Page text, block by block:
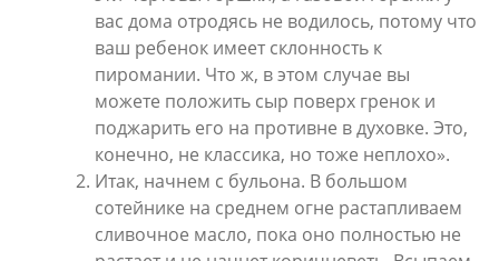
вас дома отродясь не водилось, потому что
ваш ребенок имеет склонность к
пиромании. Что ж, в этом случае вы
можете положить сыр поверх гренок и
поджарить его на противне в духовке. Это,
конечно, не классика, но тоже неплохо».
Итак, начнем с бульона. В большом
сотейнике на среднем огне растапливаем
сливочное масло, пока оно полностью не